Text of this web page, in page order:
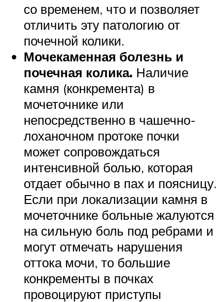
со временем, что и позволяет
отличить эту патологию от
почечной колики.
Мочекаменная болезнь и
почечная колика. Наличие
камня (конкремента) в
мочеточнике или
непосредственно в чашечно-
лоханочном протоке почки
может сопровождаться
интенсивной болью, которая
отдает обычно в пах и поясницу.
Если при локализации камня в
мочеточнике больные жалуются
на сильную боль под ребрами и
могут отмечать нарушения
оттока мочи, то большие
конкременты в почках
провоцируют приступы